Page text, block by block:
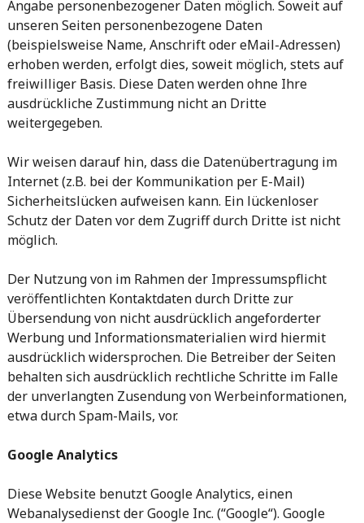
Angabe personenbezogener Daten möglich. Soweit auf
unseren Seiten personenbezogene Daten
(beispielsweise Name, Anschrift oder eMail-Adressen)
erhoben werden, erfolgt dies, soweit möglich, stets auf
freiwilliger Basis. Diese Daten werden ohne Ihre
ausdrückliche Zustimmung nicht an Dritte
weitergegeben.
Wir weisen darauf hin, dass die Datenübertragung im
Internet (z.B. bei der Kommunikation per E-Mail)
Sicherheitslücken aufweisen kann. Ein lückenloser
Schutz der Daten vor dem Zugriff durch Dritte ist nicht
möglich.
Der Nutzung von im Rahmen der Impressumspflicht
veröffentlichten Kontaktdaten durch Dritte zur
Übersendung von nicht ausdrücklich angeforderter
Werbung und Informationsmaterialien wird hiermit
ausdrücklich widersprochen. Die Betreiber der Seiten
behalten sich ausdrücklich rechtliche Schritte im Falle
der unverlangten Zusendung von Werbeinformationen,
etwa durch Spam-Mails, vor.
Google Analytics
Diese Website benutzt Google Analytics, einen
Webanalysedienst der Google Inc. (“Google“). Google